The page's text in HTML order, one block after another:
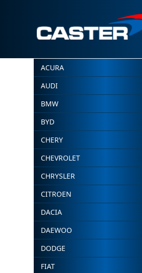
ACURA
AUDI
BMW
BYD
CHERY
CHEVROLET
CHRYSLER
CITROEN
DACIA
DAEWOO
DODGE
FIAT